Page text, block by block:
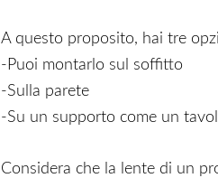
A questo proposito, hai tre
-Puoi montarlo sul soffitto
-Sulla parete
-Su un supporto come un
Considera che la lente di un